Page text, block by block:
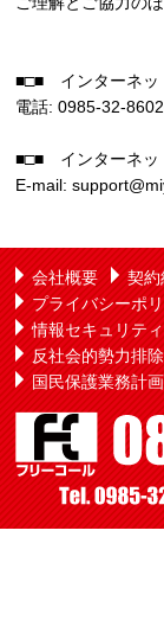
■□■ インターネッ
電話: 0985-32-
■□■ インターネ
E-mail:
会社概要 契約
プライバシーポ
情報セキュリテ
反社会的勢力排
国民保護業務計画